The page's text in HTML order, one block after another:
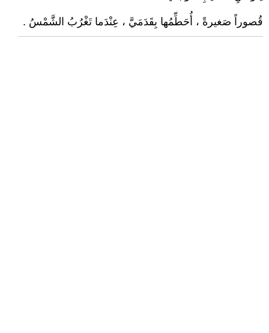
قُصوراً صَغيرةً ، أُحَطِّمُها بِقَدَمَيَّ ، عِنْدَما تَغْرُبُ الشَّمْسُ .